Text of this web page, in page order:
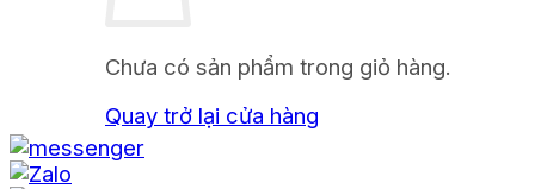
Chưa có sản phẩm trong giỏ hàng.
Quay trở lại cửa hàng